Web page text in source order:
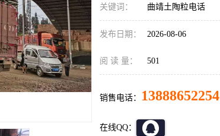
关键词： 曲靖土陶粒电话
发布日期： 2026-08-06
阅 读 量： 501
销售电话： 13888652254
在线QQ：